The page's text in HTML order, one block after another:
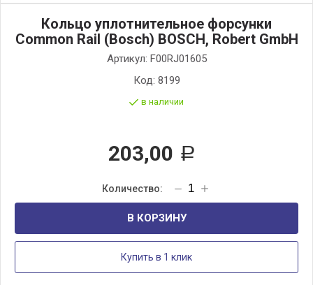
Кольцо уплотнительное форсунки
Common Rail (Bosch) BOSCH, Robert GmbH
Артикул: F00RJ01605
Код: 8199
в наличии
203,00 Р
В КОРЗИНУ
Купить в 1 клик